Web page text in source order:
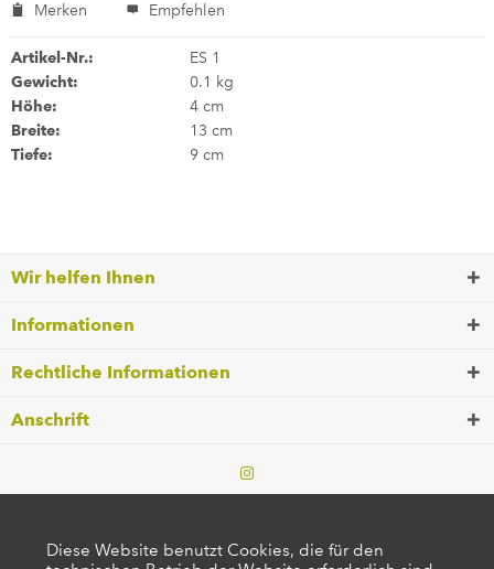
Merken Empfehlen
Artikel-Nr.: ES 1
Gewicht: 0.1 kg
Höhe: 4 cm
Breite: 13 cm
Tiefe: 9 cm
Wir helfen Ihnen
Informationen
Rechtliche Informationen
Anschrift
Diese Website benutzt Cookies, die für den